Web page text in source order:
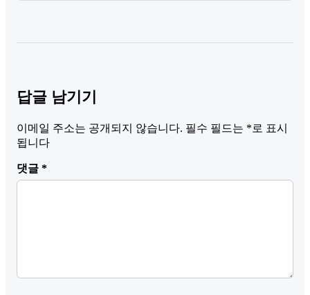
답글 남기기
이메일 주소는 공개되지 않습니다. 필수 필드는 *로 표시
됩니다
댓글 *